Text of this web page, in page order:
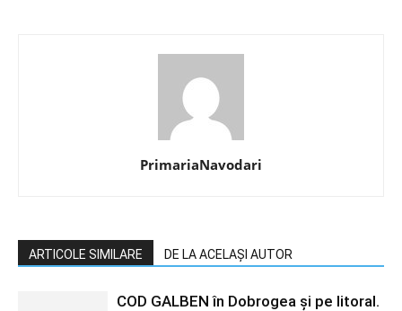
PrimariaNavodari
ARTICOLE SIMILARE DE LA ACELAȘI AUTOR
COD GALBEN în Dobrogea și pe litoral.